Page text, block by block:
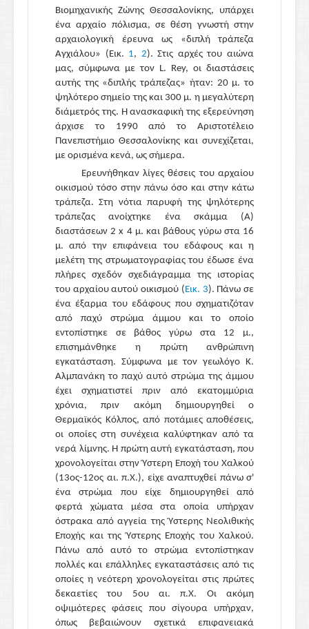
Βιομηχανικής Ζώνης Θεσσαλονίκης, υπάρχει
ένα αρχαίο πόλισμα, σε θέση γνωστή στην
αρχαιολογική έρευνα ως «διπλή τράπεζα
Αγχιάλου» (Eικ. 1, 2). Στις αρχές του αιώνα
μας, σύμφωνα με τον L. Rey, οι διαστάσεις
αυτής της «διπλής τράπεζας» ήταν: 20 μ. το
ψηλότερο σημείο της και 300 μ. η μεγαλύτερη
διάμετρός της. Η ανασκαφική της εξερεύνηση
άρχισε το 1990 από το Αριστοτέλειο
Πανεπιστήμιο Θεσσαλονίκης και συνεχίζεται,
με ορισμένα κενά, ως σήμερα.
Ερευνήθηκαν λίγες θέσεις του αρχαίου
οικισμού τόσο στην πάνω όσο και στην κάτω
τράπεζα. Στη νότια παρυφή της ψηλότερης
τράπεζας ανοίχτηκε ένα σκάμμα (Α)
διαστάσεων 2 x 4 μ. και βάθους γύρω στα 16
μ. από την επιφάνεια του εδάφους και η
μελέτη της στρωματογραφίας του έδωσε ένα
πλήρες σχεδόν σχεδιάγραμμα της ιστορίας
του αρχαίου αυτού οικισμού (Εικ. 3). Πάνω σε
ένα έξαρμα του εδάφους που σχηματιζόταν
από παχύ στρώμα άμμου και το οποίο
εντοπίστηκε σε βάθος γύρω στα 12 μ.,
επισημάνθηκε η πρώτη ανθρώπινη
εγκατάσταση. Σύμφωνα με τον γεωλόγο Κ.
Αλμπανάκη το παχύ αυτό στρώμα της άμμου
έχει σχηματιστεί πριν από εκατομμύρια
χρόνια, πριν ακόμη δημιουργηθεί ο
Θερμαϊκός Κόλπος, από ποτάμιες αποθέσεις,
οι οποίες στη συνέχεια καλύφτηκαν από τα
νερά λίμνης. Η πρώτη αυτή εγκατάσταση, που
χρονολογείται στην Ύστερη Εποχή του Χαλκού
(13ος-12ος αι. π.Χ.), είχε αναπτυχθεί πάνω σ'
ένα στρώμα που είχε δημιουργηθεί από
φερτά χώματα μέσα στα οποία υπήρχαν
όστρακα από αγγεία της Ύστερης Νεολιθικής
Εποχής και της Ύστερης Εποχής του Χαλκού.
Πάνω από αυτό το στρώμα εντοπίστηκαν
πολλές και επάλληλες εγκαταστάσεις από τις
οποίες η νεότερη χρονολογείται στις πρώτες
δεκαετίες του 5ου αι. π.Χ. Οι ακόμη
οψιμότερες φάσεις που σίγουρα υπήρχαν,
όπως βεβαιώνουν σχετικά επιφανειακά